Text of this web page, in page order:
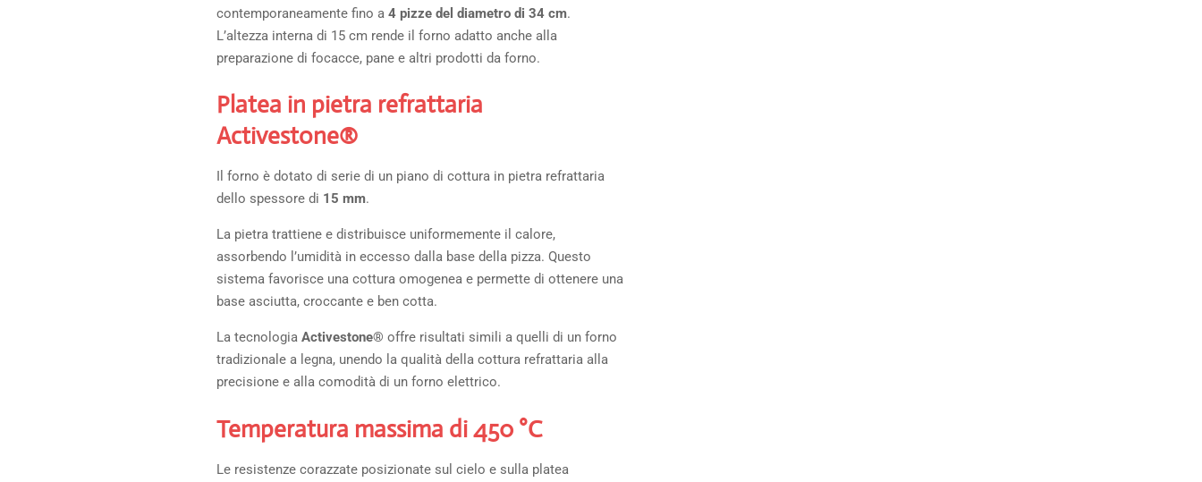
contemporaneamente fino a 4 pizze del diametro di 34 cm.
L’altezza interna di 15 cm rende il forno adatto anche alla
preparazione di focacce, pane e altri prodotti da forno.
Platea in pietra refrattaria
Activestone®
Il forno è dotato di serie di un piano di cottura in pietra refrattaria
dello spessore di 15 mm.
La pietra trattiene e distribuisce uniformemente il calore,
assorbendo l’umidità in eccesso dalla base della pizza. Questo
sistema favorisce una cottura omogenea e permette di ottenere una
base asciutta, croccante e ben cotta.
La tecnologia Activestone® offre risultati simili a quelli di un forno
tradizionale a legna, unendo la qualità della cottura refrattaria alla
precisione e alla comodità di un forno elettrico.
Temperatura massima di 450 °C
Le resistenze corazzate posizionate sul cielo e sulla platea